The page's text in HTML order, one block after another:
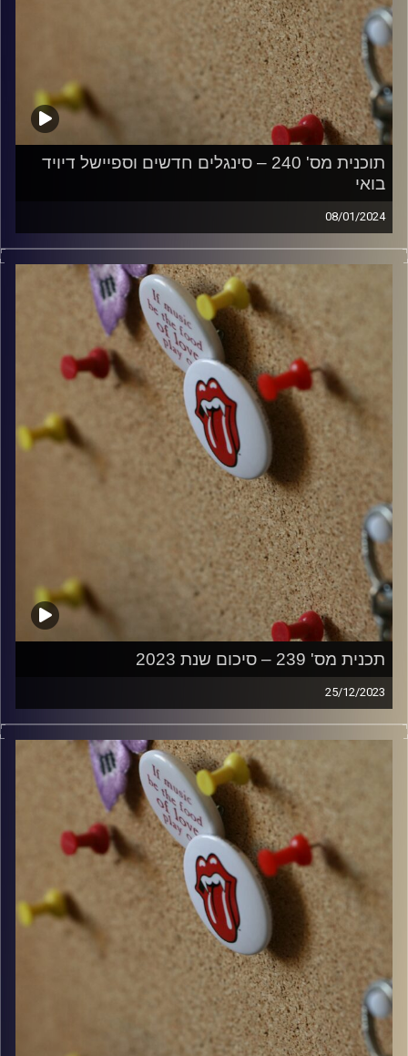
תוכנית מס' 240 – סינגלים חדשים וספיישל דיויד
בואי
08/01/2024
קלאסיקות רוק עם אורן הוף.
קרדיט תמונות: włodi
תכנית מס' 239 – סיכום שנת 2023
25/12/2023
קלאסיקות רוק עם אורן הוף.
קרדיט תמונות: włodi